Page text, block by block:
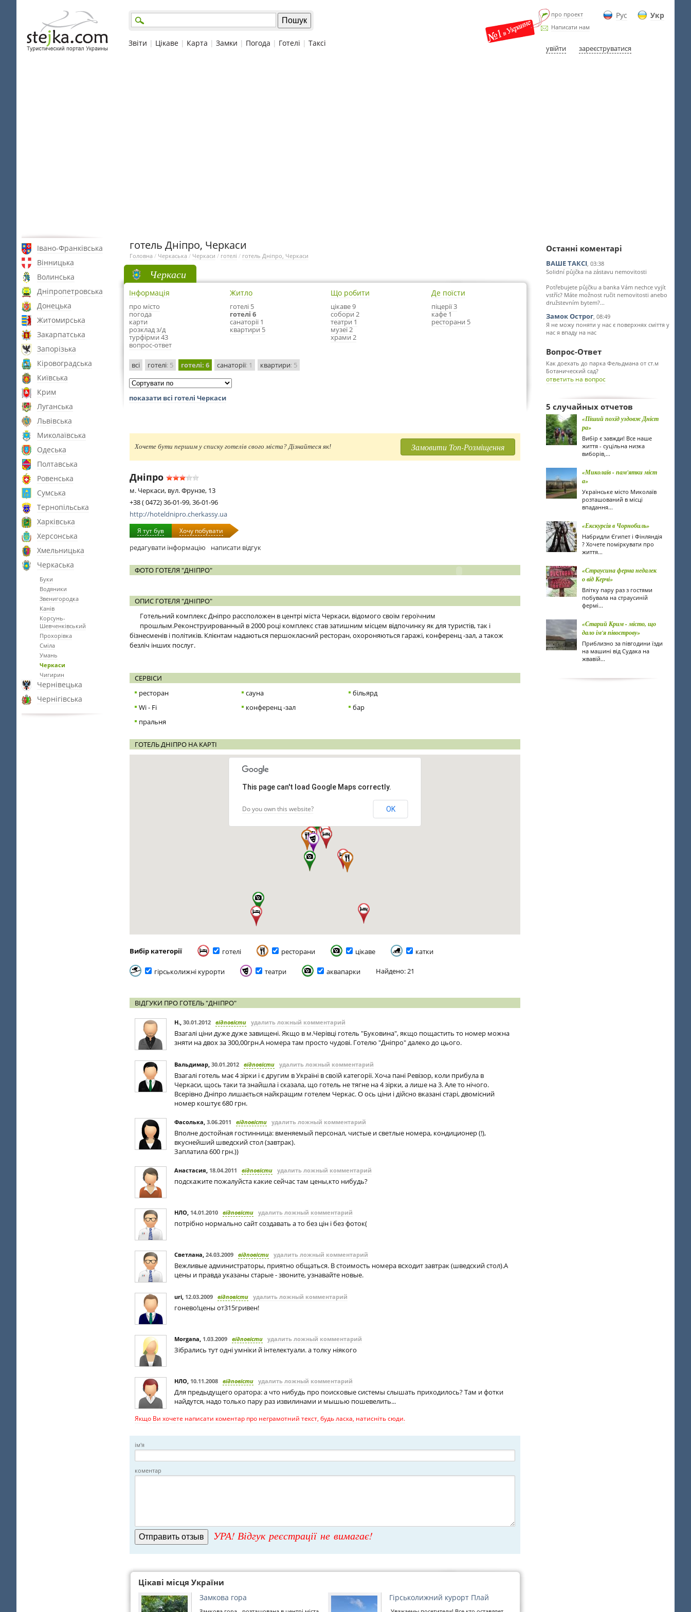
Рус Укр
про проект
Написати нам
увійти зареєструватися
Звіти | Цікаве | Карта | Замки | Погода | Готелі | Таксі
Івано-Франківська
Вінницька
Волинська
Дніпропетровська
Донецька
Житомирська
Закарпатська
Запорізька
Кіровоградська
Київська
Крим
Луганська
Львівська
Миколаївська
Одеська
Полтавська
Ровенська
Сумська
Тернопільська
Харківська
Херсонська
Хмельницька
Черкаська
Буки
Водяники
Звенигородка
Канів
Корсунь-
Шевченківський
Прохорівка
Сміла
Умань
Черкаси
Чигирин
Чернівецька
Чернігівська
готель Дніпро, Черкаси
Головна / Черкаська / Черкаси / готелі / готель Дніпро, Черкаси
Черкаси
Інформація
про місто
погода
карти
розклад з/д
турфірми 43
вопрос-ответ
Житло
готелі 5
готелі 6
санаторії 1
квартири 5
Що робити
цікаве 9
собори 2
театри 1
музеї 2
храми 2
Де поїсти
піцерії 3
кафе 1
ресторани 5
всі готелі: 5 готелі: 6 санаторії: 1 квартири: 5
показати всі готелі Черкаси
Хочете бути першим у списку готелів свого міста? Дізнайтеся як! Замовити Топ-Розміщення
Дніпро
м. Черкаси, вул. Фрунзе, 13
+38 ( 0472) 36-01-99, 36-01-96
http://hoteldnipro.cherkassy.ua
Я тут був Хочу побувати
редагувати інформацію написати відгук
ФОТО ГОТЕЛЯ "ДНІПРО"
ОПИС ГОТЕЛЯ "ДНІПРО"
Готельний комплекс Дніпро рассположен в центрі міста Черкаси, відомого своїм героїчним
прошлым.Реконструированный в 2000 році комплекс став затишним місцем відпочинку як для туристів, так і
бізнесменів і політиків. Клієнтам надаються першокласний ресторан, охороняються гаражі, конференц -зал, а також
безліч інших послуг.
СЕРВІСИ
ресторан
сауна
більярд
Wi - Fi
конференц -зал
бар
пральня
ГОТЕЛЬ ДНІПРО НА КАРТІ
This page can't load Google Maps correctly.
Do you own this website? OK
Вибір категорії готелі ресторани цікаве катки
гірськолижні курорти театри аквапарки Найдено: 21
ВІДГУКИ ПРО ГОТЕЛЬ "ДНІПРО"
Н., 30.01.2012 відповісти удалить ложный комментарий
Взагалі ціни дуже дуже завищені. Якщо в м.Черівці готель "Буковина", якщо пощастить то номер можна
зняти на двох за 300,00грн.А номера там просто чудові. Готелю "Дніпро" далеко до цього.
Вальдимар, 30.01.2012 відповісти удалить ложный комментарий
Взагалі готель має 4 зірки і є другим в Україні в своїй категорії. Хоча пані Ревізор, коли прибула в
Черкаси, щось таки та знайшла і сказала, що готель не тягне на 4 зірки, а лише на 3. Але то нічого.
Всерівно Дніпро лишається найкращим готелем Черкас. О ось ціни і дійсно вказані старі, двомісний
номер коштує 680 грн.
Фасолька, 3.06.2011 відповісти удалить ложный комментарий
Вполне достойная гостинница: вменяемый персонал, чистые и светлые номера, кондиционер (!),
вкуснейший шведский стол (завтрак).
Заплатила 600 грн.))
Анастасия, 18.04.2011 відповісти удалить ложный комментарий
подскажите пожалуйста какие сейчас там цены,кто нибудь?
НЛО, 14.01.2010 відповісти удалить ложный комментарий
потрібно нормально сайт создавать а то без цін і без фоток(
Светлана, 24.03.2009 відповісти удалить ложный комментарий
Вежливые администраторы, приятно общаться. В стоимость номера всходит завтрак (шведский стол).А
цены и правда указаны старые - звоните, узнавайте новые.
uri, 12.03.2009 відповісти удалить ложный комментарий
гонево!цены от315гривен!
Morgana, 1.03.2009 відповісти удалить ложный комментарий
Зібрались тут одні умніки й інтелектуали. а толку ніякого
НЛО, 10.11.2008 відповісти удалить ложный комментарий
Для предыдущего оратора: а что нибудь про поисковые системы слышать приходилось? Там и фотки
найдутся, надо только пару раз извилинами и мышью пошевелить...
Якщо Ви хочете написати коментар про неграмотний текст, будь ласка, натисніть сюди.
ім'я
коментар
УРА! Відгук реєстрації не вимагає!
Цікаві місця України
Замкова гора Гірськолижний курорт Плай
Останні коментарі
ВАШЕ ТАКСІ, 03:38
Solidní půjčka na zástavu nemovitosti
Potřebujete půjčku a banka Vám nechce vyjít
vstříc? Máte možnost ručit nemovitosti anebo
družstevním bytem?...
Замок Острог, 08:49
Я не можу поняти у нас є поверхнях сміття у
нас я впаду на нас
Вопрос-Ответ
Как доехать до парка Фельдмана от ст.м
Ботанический сад?
ответить на вопрос
5 случайных отчетов
«Піший похід уздовж Дніст
ра»
Вибір є завжди! Все наше
життя - суцільна низка
виборів,...
«Миколаїв - пам'ятки міст
а»
Українське місто Миколаїв
розташований в місці
впадання...
«Екскурсія в Чорнобиль»
Набридли Єгипет і Фінляндія
? Хочете поміркувати про
життя...
«Страусина ферма недалек
о від Керчі»
Влітку пару раз з гостями
побувала на страусиній
фермі...
«Старий Крим - місто, що
дало ім'я півострову»
Приблизно за півгодини їзди
на машині від Судака на
жвавій...